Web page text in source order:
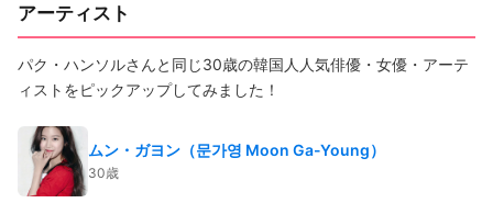
アーティスト
パク・ハンソルさんと同じ30歳の韓国人人気俳優・女優・アーテ
ィストをピックアップしてみました！
ムン・ガヨン（문가영 Moon Ga-Young）
30歳